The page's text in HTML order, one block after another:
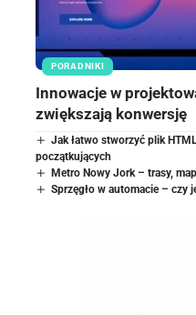
PORADNIKI
Innowacje w
zwiększają konwersję
Jak łatwo stworzyć plik
początkujących
Metro Nowy Jork – trasy,
Sprzęgło w automacie – czy